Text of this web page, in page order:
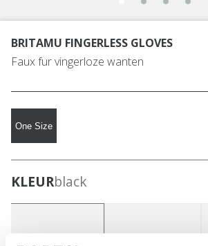
BRITAMU FINGERLESS GLOVES
Faux fur vingerloze wanten
One Size
KLEURblack